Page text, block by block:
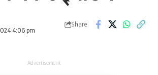
4:06 pm
Share
Advertisement